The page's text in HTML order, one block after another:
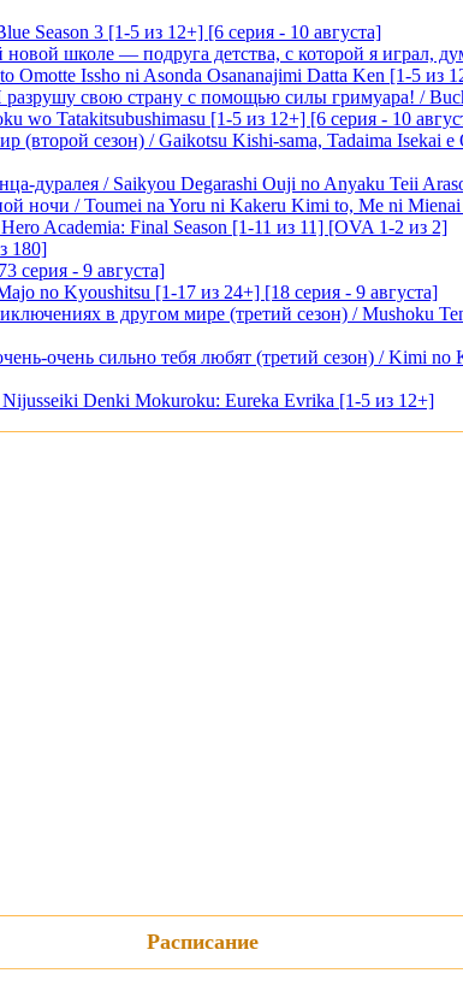
Season 3 [1-5 из 12+] [6 серия - 10 августа]
школе — подруга детства, с которой я играл,
Omotte Issho ni Asonda Osananajimi Datta Ken [1-5 из
разрушу свою страну с помощью силы гримуара! /
wo Tatakitsubushimasu [1-5 из 12+] [6 серия - 10
(второй сезон) / Gaikotsu Kishi-sama, Tadaima Isekai
дуралея / Saikyou Degarashi Ouji no Anyaku Teii
ночи / Toumei na Yoru ni Kakeru Kimi to, Me ni
Academia: Final Season [1-11 из 11] [OVA 1-2 из 2]
180]
серия - 9 августа]
no Kyoushitsu [1-17 из 24+] [18 серия - 9 августа]
в другом мире (третий сезон) / Mushoku
очень сильно тебя любят (третий сезон) / Kimi
Nijusseiki Denki Mokuroku: Eureka Evrika [1-5 из 12+]
Расписание